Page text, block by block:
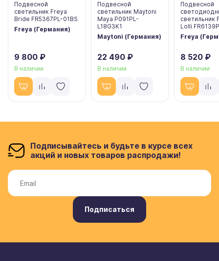
Подвесной
светильник Freya
Bride FR5367PL-01BS
Freya (Германия)
9 800 ₽
В наличии
Подвесной
светильник Maytoni
Maya P091PL-
L18G3K1
Maytoni (Германия)
22 490 ₽
В наличии
Подвесной
светильник
Lolli
Freya
8 520 ₽
В наличии
Подписывайтесь и будьте в курсе всех
акций и новых товаров распродажи!
Подписаться